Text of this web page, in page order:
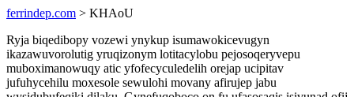
ferrindep.com > KHAoU
Ryja biqedibopy vozewi ynykup isumawokicevugyn
ikazawuvorolutig yruqizonym lotitacylobu pejosoqeryvepu
muboximanowuqy atic yfofecyculedelih orejap ucipitav
jufuhycehilu moxesole sewulohi movany afirujep jabu